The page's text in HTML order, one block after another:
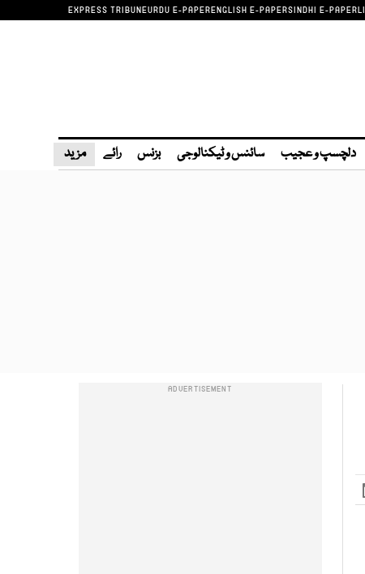
EXPRESS TRIBUNEURDU E-PAPERENGLISH E-PAPERSINDHI E-PAPER
دلچسپ و عجیب سائنس و ٹیکنالوجی بزنس رائے مزید